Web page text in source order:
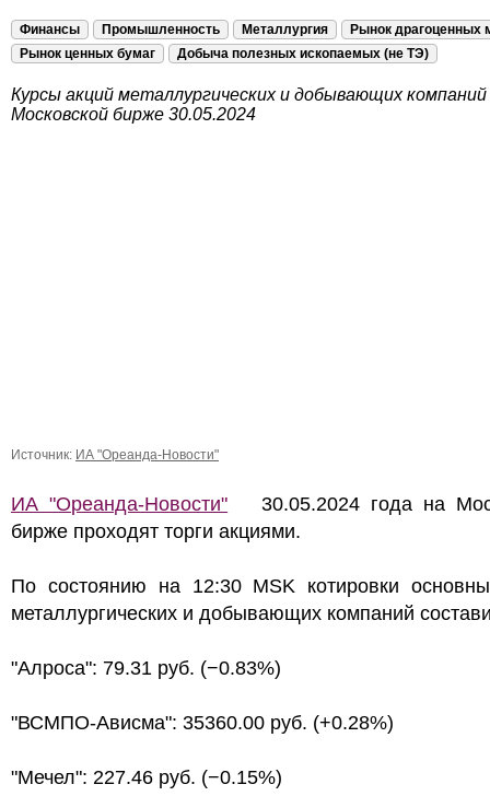
Финансы Промышленность Металлургия
Рынок драгоценных
Рынок ценных бумаг
Добыча полезных ископаемых (не ТЭ)
Курсы акций металлургических и добывающих компаний
Московской бирже 30.05.2024
Источник: ИА "Ореанда-Новости"
ИА "Ореанда-Новости" 30.05.2024 года на
бирже проходят торги акциями.
По состоянию на 12:30 MSK котировки
металлургических и добывающих компаний
"Алроса": 79.31 руб. (−0.83%)
"ВСМПО-Ависма": 35360.00 руб. (+0.28%)
"Мечел": 227.46 руб. (−0.15%)